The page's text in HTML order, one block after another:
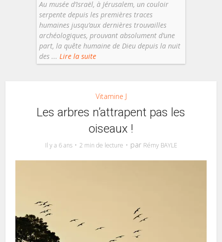
Au musée d’Israël, à Jérusalem, un couloir
serpente depuis les premières traces
humaines jusqu’aux dernières trouvailles
archéologiques, prouvant absolument d’une
part, la quête humaine de Dieu depuis la nuit
des ... Lire la suite
Vitamine J
Les arbres n’attrapent pas les
oiseaux !
Il y a 6 ans 2 min de lecture par Rémy BAYLE